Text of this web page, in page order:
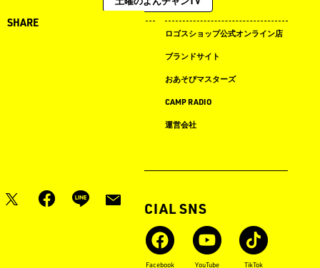
SHARE
ロゴスショップ公式オンライン店
ブランドサイト
おあそびマスターズ
CAMP RADIO
運営会社
OFFICIAL SNS
Facebook YouTube TikTok